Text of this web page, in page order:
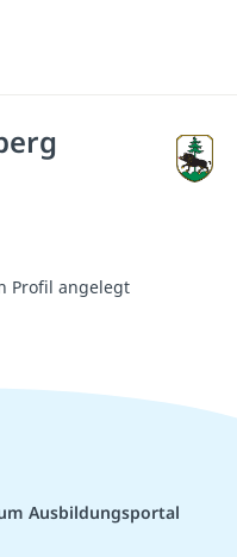
Profil angelegt
Ausbildungsportal